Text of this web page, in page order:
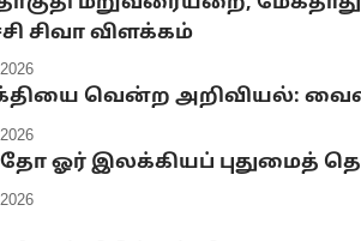
சிவா விளக்கம்
வென்ற அறிவியல்:
ஓர் இலக்கியப் புதுமைத்